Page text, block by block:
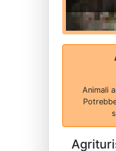
Animali